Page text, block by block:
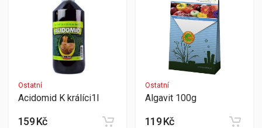
Ostatní
Acidomid K králíci1l
159 Kč
Ostatní
Algavit 100g
119 Kč